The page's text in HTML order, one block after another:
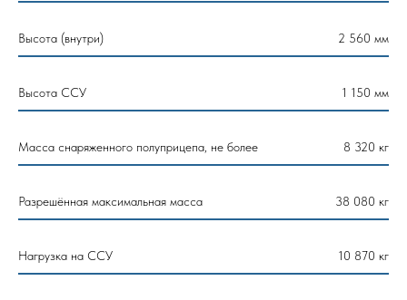
Высота (внутри) 2 560 мм
Высота ССУ 1 150 мм
Масса снаряженного полуприцепа, не более 8 320 кг
Разрешённая максимальная масса 38 080 кг
Нагрузка на ССУ 10 870 кг